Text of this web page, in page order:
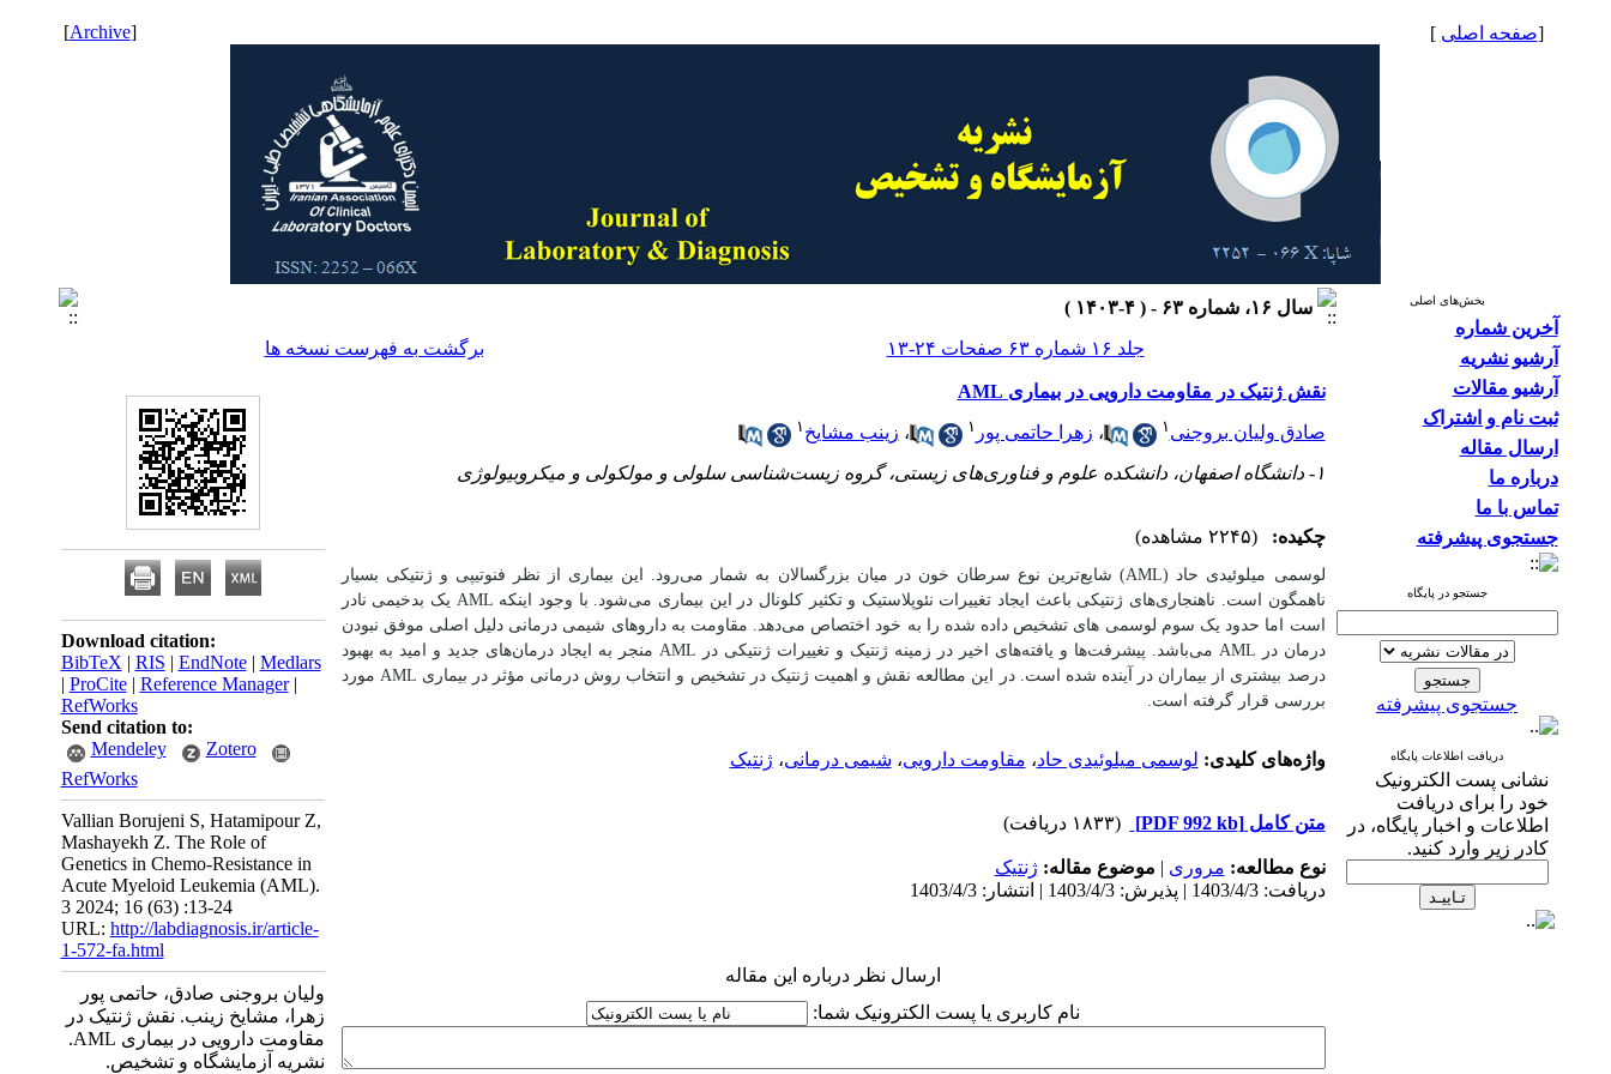
[صفحه اصلی ]
[
Archive
]
بخش‌های اصلی
آخرین شماره
آرشیو نشریه
آرشیو مقالات
ثبت نام و اشتراک
ارسال مقاله
درباره ما
تماس با ما
جستجوی پیشرفته
جستجو در پایگاه
جستجوی پیشرفته
دریافت اطلاعات پایگاه
نشانی پست الکترونیک
خود را برای دریافت
اطلاعات و اخبار پایگاه، در
کادر زیر وارد کنید.
سال ۱۶، شماره ۶۳ - ( ۴-۱۴۰۳ )
جلد ۱۶ شماره ۶۳ صفحات ۲۴-۱۳
برگشت به فهرست نسخه ها
نقش ژنتیک در مقاومت دارویی در بیماری AML
صادق ولیان بروجنی ۱ ، زهرا حاتمی پور ۱ ، زینب مشایخ ۱
۱- دانشگاه اصفهان، دانشکده علوم و فناوری‌های زیستی، گروه زیست‌شناسی سلولی و مولکولی و میکروبیولوژی
چکیده: (۲۲۴۵ مشاهده)
لوسمی میلوئیدی حاد (AML) شایع‌ترین نوع سرطان خون در میان بزرگسالان به شمار می‌رود. این بیماری از نظر فنوتیپی و ژنتیکی بسیار
ناهمگون است. ناهنجاری‌های ژنتیکی باعث ایجاد تغییرات نئوپلاستیک و تکثیر کلونال در این بیماری می‌شود. با وجود اینکه AML یک بدخیمی نادر
است اما حدود یک سوم لوسمی های تشخیص داده شده را به خود اختصاص می‌دهد. مقاومت به داروهای شیمی درمانی دلیل اصلی موفق نبودن
درمان در AML می‌باشد. پیشرفت‌ها و یافته‌های اخیر در زمینه ژنتیک و تغییرات ژنتیکی در AMLمنجر به ایجاد درمان‌های جدید و امید به بهبود
درصد بیشتری از بیماران در آینده شده است. در این مطالعه نقش و اهمیت ژنتیک در تشخیص و انتخاب روش درمانی مؤثر در بیماری AML مورد
بررسی قرار گرفته است.
واژه‌های کلیدی: لوسمی میلوئیدی حاد، مقاومت دارویی، شیمی درمانی، ژنتیک
متن کامل[PDF 992 kb] (۱۸۳۳ دریافت)
نوع مطالعه: مروری | موضوع مقاله: ژنتیک
دریافت: 1403/4/3 | پذیرش: 1403/4/3 | انتشار: 1403/4/3
ارسال نظر درباره این مقاله
نام کاربری یا پست الکترونیک شما:
Download citation:
BibTeX | RIS | EndNote| Medlars
| ProCite| Reference Manager|
RefWorks
Send citation to:
Mendeley
Zotero
RefWorks
Vallian Borujeni S, Hatamipour Z,
Mashayekh Z. The Role of
Genetics in Chemo-Resistance in
Acute Myeloid Leukemia (AML).
3 2024; 16 (63) :13-24
URL: http://labdiagnosis.ir/article-
1-572-fa.html
ولیان بروجنی صادق، حاتمی پور
زهرا، مشایخ زینب. نقش ژنتیک در
مقاومت دارویی در بیماری AML.
نشریه آزمایشگاه و تشخیص.